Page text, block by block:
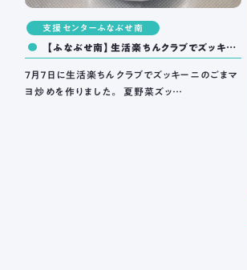
支援センターふなぶせ南
【ふなぶせ南】生活楽ちんクラブでズッキー
ニのごまマヨ炒めを作りました。
7月７日に生活楽ちんクラブでズッキーニのごまマ
ヨ炒めを作りました。 夏野菜ズッ…